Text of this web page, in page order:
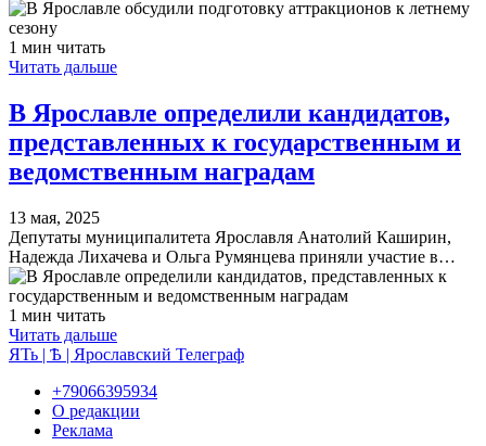
1 мин читать
Читать дальше
В Ярославле определили кандидатов,
представленных к государственным и
ведомственным наградам
13 мая, 2025
Депутаты муниципалитета Ярославля Анатолий Каширин,
Надежда Лихачева и Ольга Румянцева приняли участие в…
1 мин читать
Читать дальше
ЯТь | Ѣ | Ярославский Телеграф
+79066395934
О редакции
Реклама